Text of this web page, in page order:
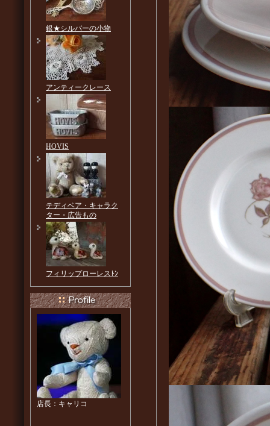
銀★シルバーの小物
アンティークレース
HOVIS
テディベア・キャラク
ター・広告もの
フィリップローレスﾄﾝ
店長：キャリコ